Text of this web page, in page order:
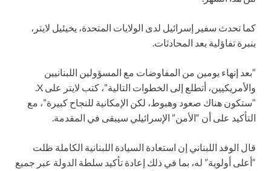
كما تحدث سفير إسرائيل لدى الولايات المتحدة، يخيئيل لايتر،
بنبرة تفاؤلية بعد المحادثات.
“بعد إنهاء يومين من المفاوضات مع المسؤولين اللبنانيين
والأمريكيين، أتطلع إلى الخطوات التالية”، كتب لايتر على X.
“ستكون هناك صعود وهبوط، لكن الإمكانية للنجاح كبيرة”، مع
التأكيد على أن “الأمن” الإسرائيلي سيبقى في المقدمة.
قال الوفد اللبناني إن استعادة السيادة اللبنانية الكاملة ظلت
“أعلى أولوية” له، بما في ذلك إعادة تأكيد سلطة الدولة عبر جميع